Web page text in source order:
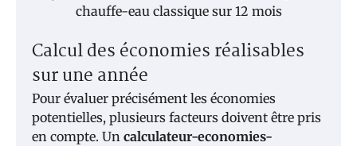
Calcul des économies réalisables
sur une année
Pour évaluer précisément les économies
potentielles, plusieurs facteurs doivent être pris
en compte. Un calculateur-economies-